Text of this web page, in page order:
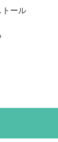
トール